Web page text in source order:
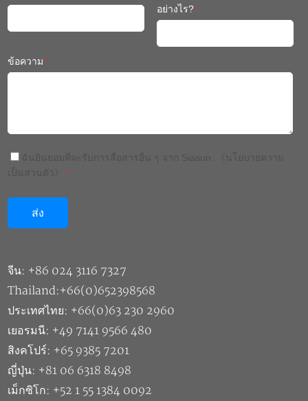
อย่างไร?*
ข้อความ*
*
จีน: +86 024 3116 7327
Thailand:+66(0)652398568
ประเทศไทย: +66(0)63 230 2960
เยอรมนี: +49 7141 9566 480
สิงคโปร์: +65 9385 7201
ญี่ปุ่น: +81 06 6318 8498
เม็กซิโก: +52 1 55 1384 0092